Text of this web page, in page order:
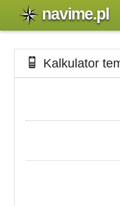
navime.pl
Kalkulator